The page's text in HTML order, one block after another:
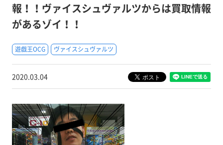
報！！ヴァイスシュヴァルツからは買取情報
があるゾイ！！
遊戯王OCG ヴァイスシュヴァルツ
2020.03.04